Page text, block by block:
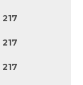
217
217
217